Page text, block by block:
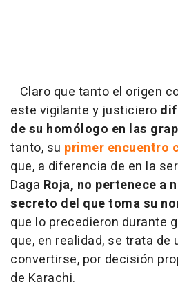
Claro que tanto el origen
este vigilante y justiciero
de su homólogo en las
tanto, su primer encuentro
que, a diferencia de en la
Daga Roja, no pertenece a
secreto del que toma su
que lo precedieron durante
que, en realidad, se trata de
convertirse, por decisión
de Karachi.